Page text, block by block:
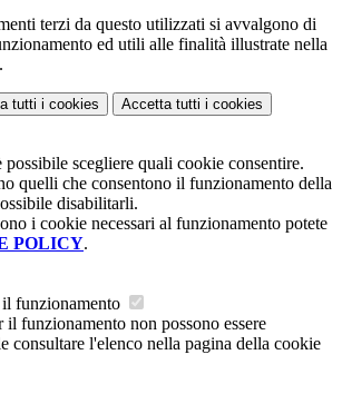
terzi da questo utilizzati si avvalgono di
ed utili alle finalità illustrate nella
.
tutti i cookies Accetta tutti i cookies
possibile scegliere quali cookie consentire.
quelli che consentono il funzionamento della
disabilitarli.
i cookie necessari al funzionamento potete
POLICY.
funzionamento
il funzionamento non possono essere
consultare l'elenco nella pagina della cookie